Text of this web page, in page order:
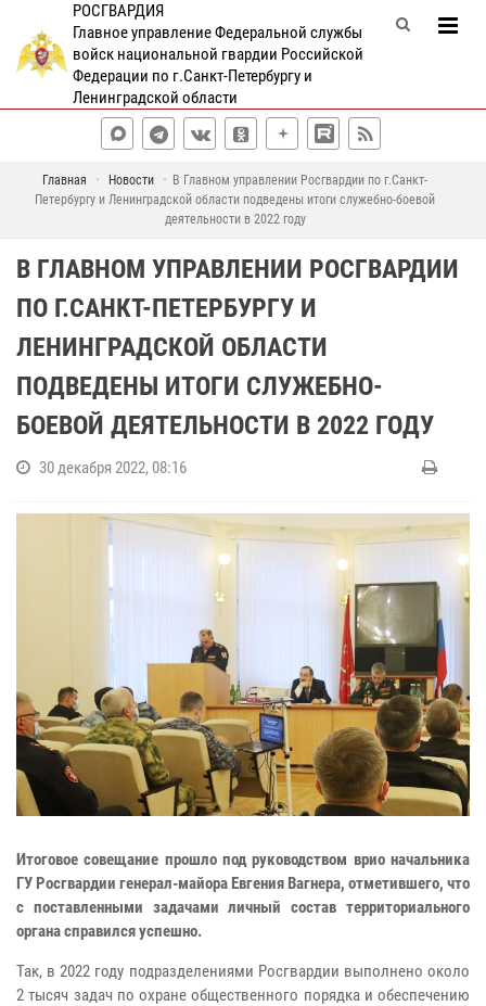
РОСГВАРДИЯ
Главное управление Федеральной службы
войск национальной гвардии Российской
Федерации по г.Санкт-Петербургу и
Ленинградской области
Главная Новости
В Главном управлении Росгвардии по г.Санкт-
Петербургу и Ленинградской области подведены итоги служебно-боевой
деятельности в 2022 году
В ГЛАВНОМ УПРАВЛЕНИИ РОСГВАРДИИ
ПО Г.САНКТ-ПЕТЕРБУРГУ И
ЛЕНИНГРАДСКОЙ ОБЛАСТИ
ПОДВЕДЕНЫ ИТОГИ СЛУЖЕБНО-
БОЕВОЙ ДЕЯТЕЛЬНОСТИ В 2022 ГОДУ
30 декабря 2022, 08:16
Итоговое совещание прошло под руководством врио начальника
ГУ Росгвардии генерал-майора Евгения Вагнера, отметившего, что
с поставленными задачами личный состав территориального
органа справился успешно.
Так, в 2022 году подразделениями Росгвардии выполнено около
2 тысяч задач по охране общественного порядка и обеспечению